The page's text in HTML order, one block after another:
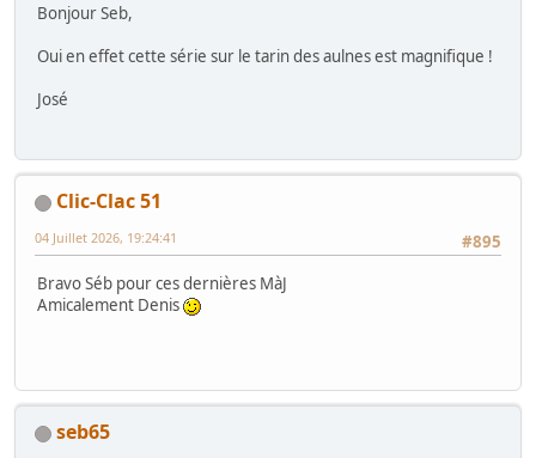
Bonjour Seb,
Oui en effet cette série sur le tarin des aulnes est magnifique !
José
Clic-Clac 51
#895
04 Juillet 2026, 19:24:41
Bravo Séb pour ces dernières MàJ
Amicalement Denis
seb65